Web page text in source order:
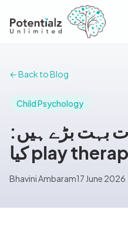
← Back to Blog
Child Psychology
بہت بڑے ہیں:
Bhavini Ambaram17 June 2026